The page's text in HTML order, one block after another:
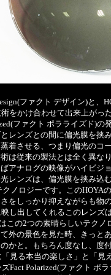
ファクト デザイン)と、
をかけ合わせて出来上が
ファクト ポラライズド)
レンズとの間に偏光膜を挟
着させる、つまり偏光のコ
は従来の製法とは全く異な
アナログの映像がハイビジ
レンズは、偏光膜を挟み込
ノロジーです。このHOYA
をしっかり抑えながらも物
し出してくれるこのレンズ
この2つの素晴らしいテク
外の景色を見た時、きっと
かと。もちろん度なし、度
見る本当の楽しさ」と「見
Fact Polarized(ファクト ポ